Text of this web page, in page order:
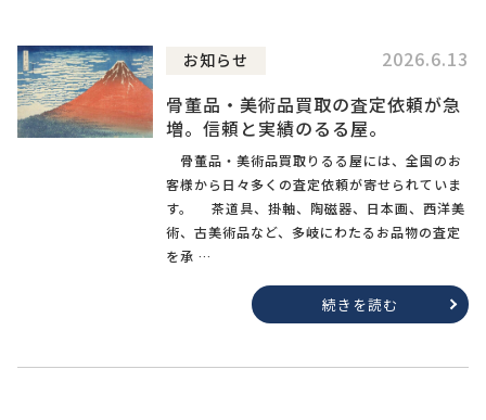
お知らせ
2026.6.13
骨董品・美術品買取の査定依頼が急
増。信頼と実績のるる屋。
骨董品・美術品買取りるる屋には、全国のお
客様から日々多くの査定依頼が寄せられていま
す。 茶道具、掛軸、陶磁器、日本画、西洋美
術、古美術品など、多岐にわたるお品物の査定
を承 …
続きを読む